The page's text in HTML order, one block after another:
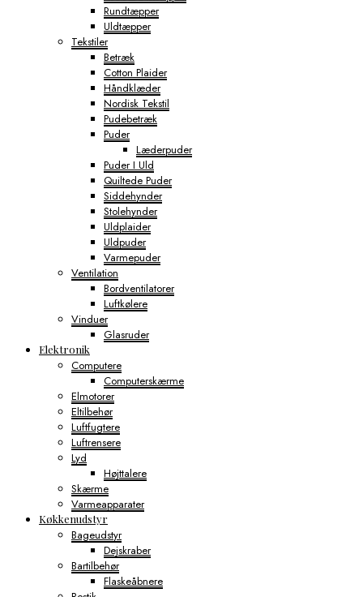
Rundtæpper
Uldtæpper
Tekstiler
Betræk
Cotton Plaider
Håndklæder
Nordisk Tekstil
Pudebetræk
Puder
Læderpuder
Puder I Uld
Quiltede Puder
Siddehynder
Stolehynder
Uldplaider
Uldpuder
Varmepuder
Ventilation
Bordventilatorer
Luftkølere
Vinduer
Glasruder
Elektronik
Computere
Computerskærme
Elmotorer
Eltilbehør
Luftfugtere
Luftrensere
Lyd
Højttalere
Skærme
Varmeapparater
Køkkenudstyr
Bageudstyr
Dejskraber
Bartilbehør
Flaskeåbnere